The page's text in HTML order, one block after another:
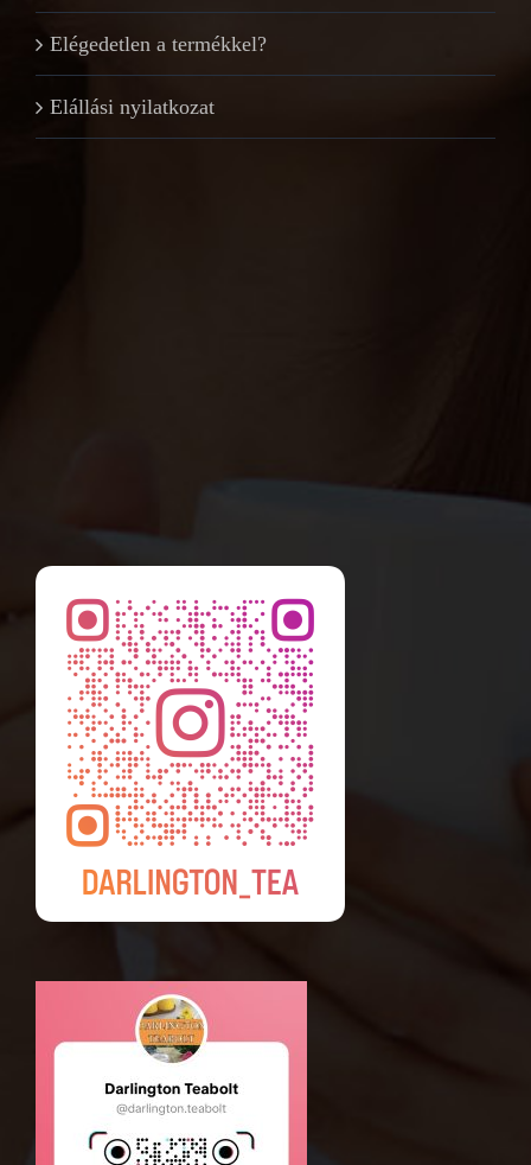
Elégedetlen a termékkel?
Elállási nyilatkozat